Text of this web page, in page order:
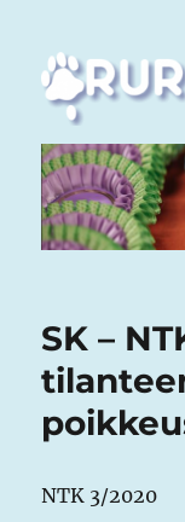
Rurok
SK –
NTK 3/2020